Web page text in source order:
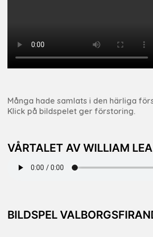
Många hade samlats i den härliga
Klick på bildspelet ger förstoring.
VÅRTALET AV WILLIAM
BILDSPEL